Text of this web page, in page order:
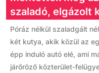
szaladó, elgázolt
Póráz nélkül szaladgált
két kutya, akik közül az
épp induló autó elé, ami
járőröző közterület-